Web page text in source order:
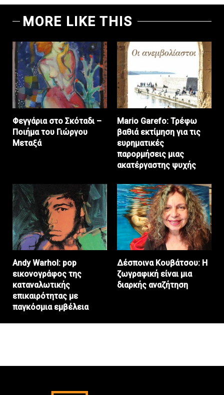
MORE LIKE THIS
Φεγγάρια στο Σκόταδι –
Ποιήμα του Γιώργου
Μεταξά
Mario Garefo: Τρέφω
βαθιά εκτίμηση για τις
ευρηματικές
παρορμήσεις μιας
ακατέργαστης ψυχής
Andy Warhol: pop
εικονογράφος της
καταναλωτικής
επικαιρότητας με
παγκόσμια εμβέλεια
Δέσποινα Κουβάτσου: Η
ζωγραφική είναι μια
διαρκής αναζήτηση